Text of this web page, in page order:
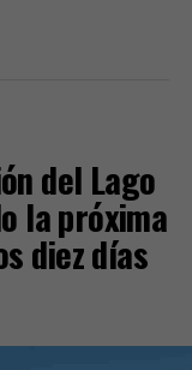
del Lago
la próxima
diez días